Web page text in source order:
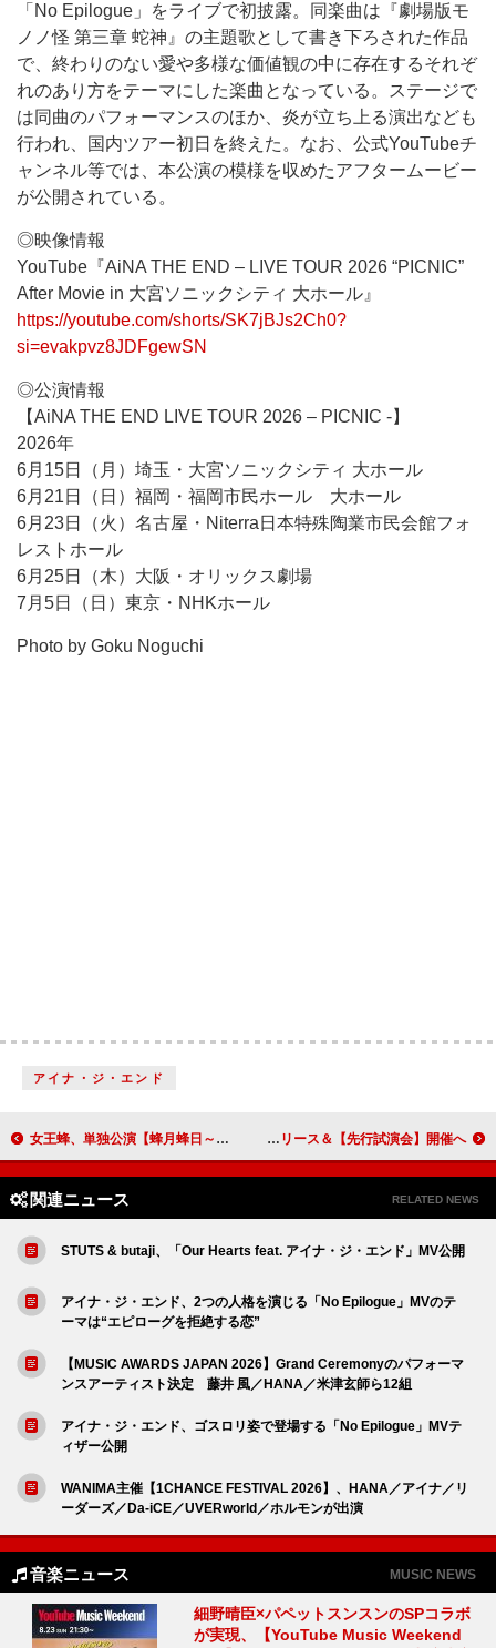
「No Epilogue」をライブで初披露。同楽曲は『劇場版モ
ノノ怪 第三章 蛇神』の主題歌として書き下ろされた作品
で、終わりのない愛や多様な価値観の中に存在するそれぞ
れのあり方をテーマにした楽曲となっている。ステージで
は同曲のパフォーマンスのほか、炎が立ち上る演出なども
行われ、国内ツアー初日を終えた。なお、公式YouTubeチ
ャンネル等では、本公演の模様を収めたアフタームービー
が公開されている。
◎映像情報
YouTube『AiNA THE END – LIVE TOUR 2026 “PICNIC”
After Movie in 大宮ソニックシティ 大ホール』
https://youtube.com/shorts/SK7jBJs2Ch0?
si=evakpvz8JDFgewSN
◎公演情報
【AiNA THE END LIVE TOUR 2026 – PICNIC -】
2026年
6月15日（月）埼玉・大宮ソニックシティ 大ホール
6月21日（日）福岡・福岡市民ホール 大ホール
6月23日（火）名古屋・Niterra日本特殊陶業市民会館フォ
レストホール
6月25日（木）大阪・オリックス劇場
7月5日（日）東京・NHKホール
Photo by Goku Noguchi
アイナ・ジ・エンド
女王蜂、単独公演【蜂月蜂日～サスペンス～】開催決定 Khaki、新作EPリリース＆【先行試演会】開催へ
関連ニュース RELATED NEWS
STUTS & butaji、「Our Hearts feat. アイナ・ジ・エンド」MV公開
アイナ・ジ・エンド、2つの人格を演じる「No Epilogue」MVのテ
ーマは“エピローグを拒絶する恋”
【MUSIC AWARDS JAPAN 2026】Grand Ceremonyのパフォーマ
ンスアーティスト決定 藤井 風／HANA／米津玄師ら12組
アイナ・ジ・エンド、ゴスロリ姿で登場する「No Epilogue」MVテ
ィザー公開
WANIMA主催【1CHANCE FESTIVAL 2026】、HANA／アイナ／リ
ーダーズ／Da-iCE／UVERworld／ホルモンが出演
音楽ニュース MUSIC NEWS
細野晴臣×パペットスンスンのSPコラボ
が実現、【YouTube Music Weekend